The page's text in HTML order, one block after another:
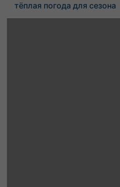
тёплая погода для сезона